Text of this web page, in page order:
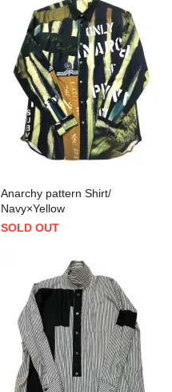
Anarchy pattern Shirt/
Navy×Yellow
SOLD OUT